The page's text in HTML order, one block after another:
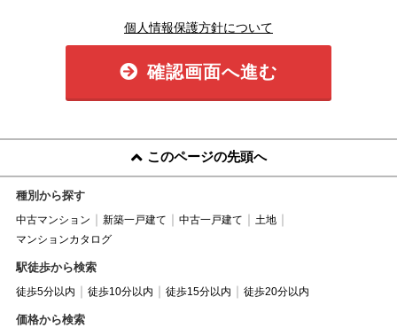
個人情報保護方針について
確認画面へ進む
このページの先頭へ
種別から探す
中古マンション 新築一戸建て 中古一戸建て
土地
マンションカタログ
駅徒歩から検索
徒歩5分以内 徒歩10分以内 徒歩15分以内 徒歩20分以内
価格から検索